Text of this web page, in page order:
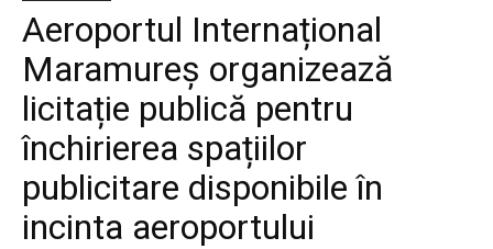
Aeroportul Internațional
Maramureș organizează
licitație publică pentru
închirierea spațiilor
publicitare disponibile în
incinta aeroportului